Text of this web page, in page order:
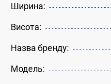
Ширина:
Висота:
Назва бренду:
Модель: